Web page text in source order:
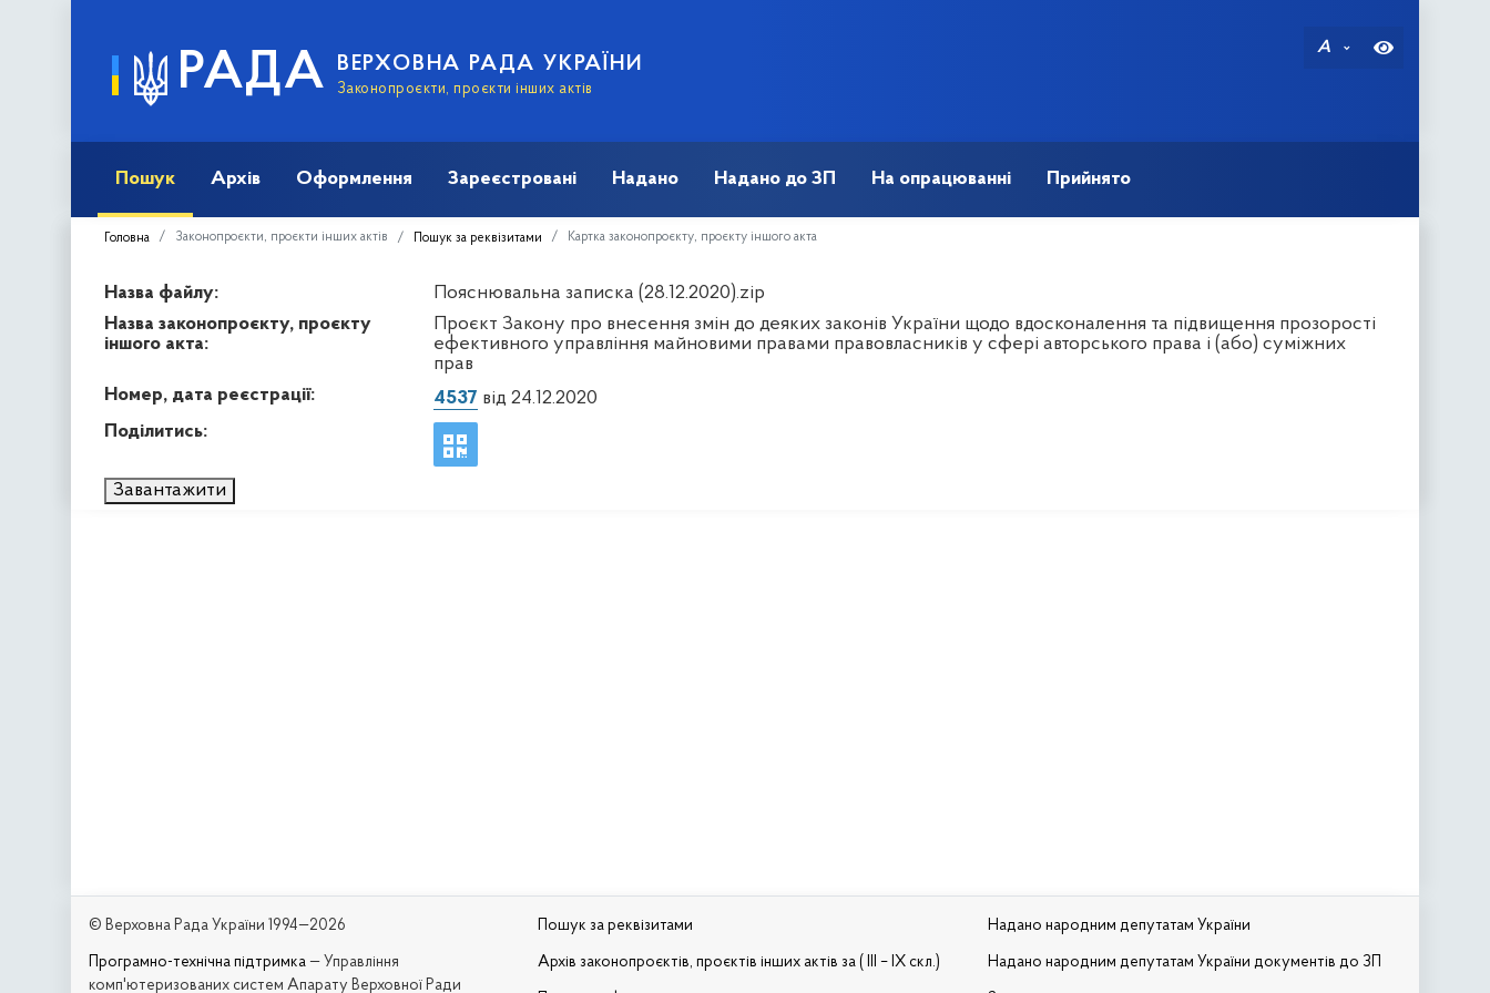
РАДА ВЕРХОВНА РАДА УКРАЇНИ
Законопроєкти, проєкти інших актів
A
Пошук Архів Оформлення Зареєстровані Надано Надано до ЗП На опрацюванні Прийнято
Головна Законопроєкти, проєкти інших актів Пошук за реквізитами Картка законопроєкту, проєкту іншого акта
Назва файлу:
Пояснювальна записка (28.12.2020).zip
Назва законопроєкту, проєкту
іншого акта:
Проєкт Закону про внесення змін до деяких законів України щодо вдосконалення та підвищення прозорості
ефективного управління майновими правами правовласників у сфері авторського права і (або) суміжних
прав
Номер, дата реєстрації:
4537 від 24.12.2020
Поділитись:
Завантажити
© Верховна Рада України 1994—2026
Програмно-технічна підтримка — Управління
комп'ютеризованих систем Апарату Верховної Ради
Пошук за реквізитами
Архів законопроєктів, проєктів інших актів за ( III – IX скл.)
Надано народним депутатам України
Надано народним депутатам України документів до ЗП